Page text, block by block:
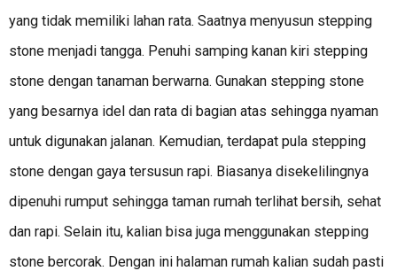
yang tidak memiliki lahan rata. Saatnya menyusun stepping
stone menjadi tangga. Penuhi samping kanan kiri stepping
stone dengan tanaman berwarna. Gunakan stepping stone
yang besarnya idel dan rata di bagian atas sehingga nyaman
untuk digunakan jalanan. Kemudian, terdapat pula stepping
stone dengan gaya tersusun rapi. Biasanya disekelilingnya
dipenuhi rumput sehingga taman rumah terlihat bersih, sehat
dan rapi. Selain itu, kalian bisa juga menggunakan stepping
stone bercorak. Dengan ini halaman rumah kalian sudah pasti